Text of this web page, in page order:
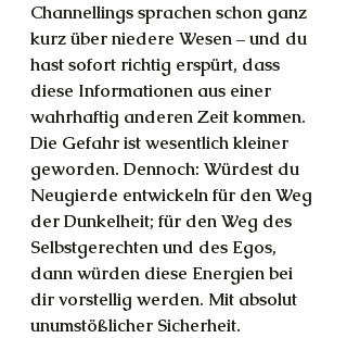
Channellings sprachen schon ganz
kurz über niedere Wesen – und du
hast sofort richtig erspürt, dass
diese Informationen aus einer
wahrhaftig anderen Zeit kommen.
Die Gefahr ist wesentlich kleiner
geworden. Dennoch: Würdest du
Neugierde entwickeln für den Weg
der Dunkelheit; für den Weg des
Selbstgerechten und des Egos,
dann würden diese Energien bei
dir vorstellig werden. Mit absolut
unumstößlicher Sicherheit.